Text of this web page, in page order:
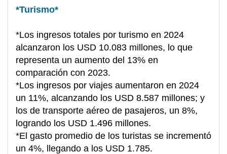
*Turismo*
*Los ingresos totales por turismo en 2024
alcanzaron los USD 10.083 millones, lo que
representa un aumento del 13% en
comparación con 2023.
*Los ingresos por viajes aumentaron en 2024
un 11%, alcanzando los USD 8.587 millones; y
los de transporte aéreo de pasajeros, un 8%,
logrando los USD 1.496 millones.
*El gasto promedio de los turistas se incrementó
un 4%, llegando a los USD 1.785.